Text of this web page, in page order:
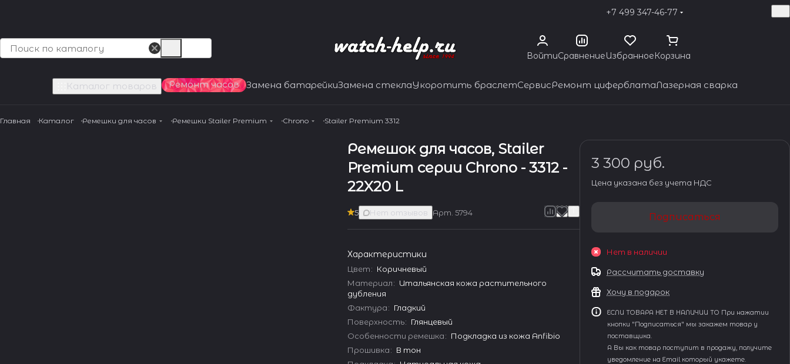
+7 499 347-46-77
ВойтиСравнениеИзбранноеКорзина
Каталог товаров Ремонт часов Замена батарейкиЗамена стеклаУкоротить браслетСервисРемонт циферблатаЛазерная сварка
Главная Каталог Ремешки для часов Ремешки Stailer Premium Chrono Stailer Premium 3312
Ремешок для часов, Stailer
Premium серии Chrono - 3312 -
22X20 L
5 Нет отзывов Арт.5794
Характеристики
Цвет: Коричневый
Материал: Итальянская кожа растительного
дубления
Фактура: Гладкий
Поверхность: Глянцевый
Особенности ремешка: Подкладка из кожа Anfibio
Прошивка: В тон
3 300 руб.
Цена указана без учета НДС
Подписаться
Нет в наличии
Рассчитать доставку
Хочу в подарок
ЕСЛИ ТОВАРА НЕТ В НАЛИЧИИ ТО При нажатии
кнопки "Подписаться" мы закажем товар у
поставщика.
А Вы как товар поступит в продажу, получите
уведомление на Email который укажете.